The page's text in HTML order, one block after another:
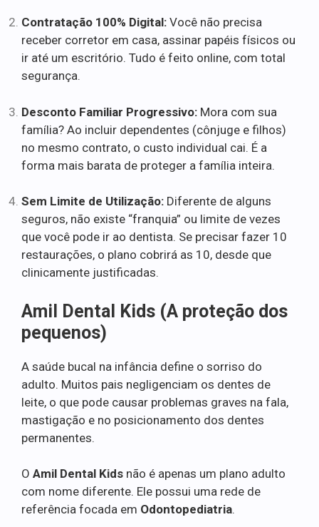
Contratação 100% Digital: Você não precisa
receber corretor em casa, assinar papéis físicos ou
ir até um escritório. Tudo é feito online, com total
segurança.
Desconto Familiar Progressivo: Mora com sua
família? Ao incluir dependentes (cônjuge e filhos)
no mesmo contrato, o custo individual cai. É a
forma mais barata de proteger a família inteira.
Sem Limite de Utilização: Diferente de alguns
seguros, não existe “franquia” ou limite de vezes
que você pode ir ao dentista. Se precisar fazer 10
restaurações, o plano cobrirá as 10, desde que
clinicamente justificadas.
Amil Dental Kids (A proteção dos
pequenos)
A saúde bucal na infância define o sorriso do
adulto. Muitos pais negligenciam os dentes de
leite, o que pode causar problemas graves na fala,
mastigação e no posicionamento dos dentes
permanentes.
O Amil Dental Kids não é apenas um plano adulto
com nome diferente. Ele possui uma rede de
referência focada em Odontopediatria.